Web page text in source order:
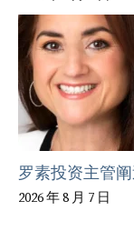
罗素投资主管
2026 年 8 月 7 日